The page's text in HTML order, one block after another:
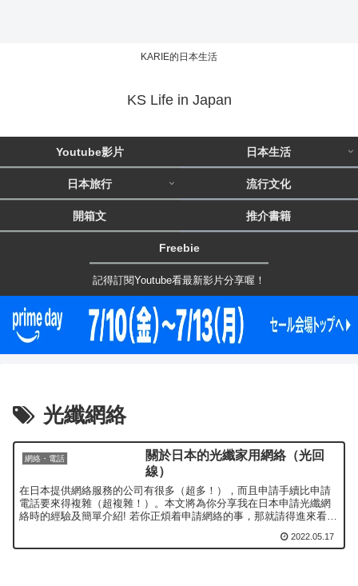
KARIE的日本生活
KS Life in Japan
Youtube影片 日本生活
日本旅行 流行文化
開箱文 推介書籍
Freebie
記得訂閱Youtube看最新影片分享喔！
光纖網絡
網絡・電話
關於日本的光纖家用網絡（光回
線）
在日本提供網絡服務的公司有很多（超多！），而且申請手續比申請
電話要來得複雜（超複雜！）。本文將為你分享我在日本申請光纖網
絡時的經驗及簡單介紹! 若你正煩着申請網絡的事，那就請得進來看看
2022.05.17